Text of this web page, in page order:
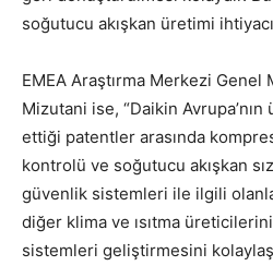
soğutucu akışkan üretimi
EMEA Araştırma Merkezi Genel
Mizutani ise, “Daikin
ettiği patentler arasında
kontrolü ve soğutucu akışkan
güvenlik sistemleri ile ilgili
diğer klima ve ısıtma
sistemleri geliştirmesini